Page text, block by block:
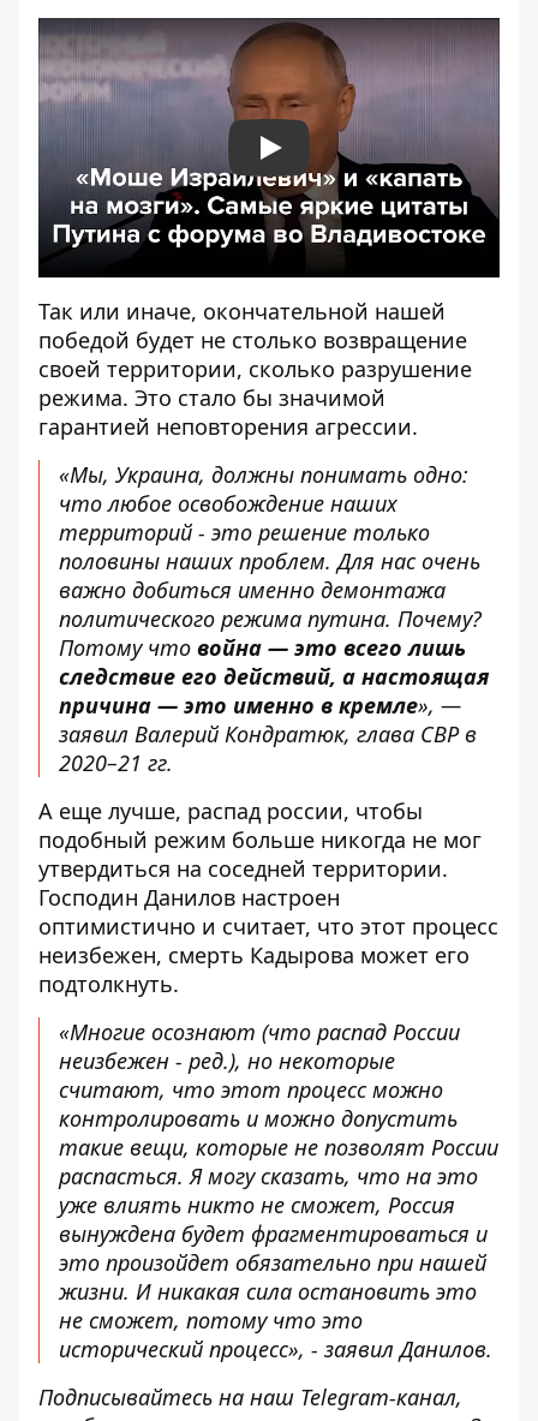
Play
Так или иначе, окончательной нашей
победой будет не столько возвращение
своей территории, сколько разрушение
режима. Это стало бы значимой
гарантией неповторения агрессии.
«Мы, Украина, должны понимать одно:
что любое освобождение наших
территорий - это решение только
половины наших проблем. Для нас очень
важно добиться именно демонтажа
политического режима путина. Почему?
Потому что война — это всего лишь
следствие его действий, а настоящая
причина — это именно в кремле», —
заявил Валерий Кондратюк, глава СВР в
2020–21 гг.
А еще лучше, распад россии, чтобы
подобный режим больше никогда не мог
утвердиться на соседней территории.
Господин Данилов настроен
оптимистично и считает, что этот процесс
неизбежен, смерть Кадырова может его
подтолкнуть.
«Многие осознают (что распад России
неизбежен - ред.), но некоторые
считают, что этот процесс можно
контролировать и можно допустить
такие вещи, которые не позволят России
распасться. Я могу сказать, что на это
уже влиять никто не сможет, Россия
вынуждена будет фрагментироваться и
это произойдет обязательно при нашей
жизни. И никакая сила остановить это
не сможет, потому что это
исторический процесс», - заявил Данилов.
Подписывайтесь на наш Telegram-канал,